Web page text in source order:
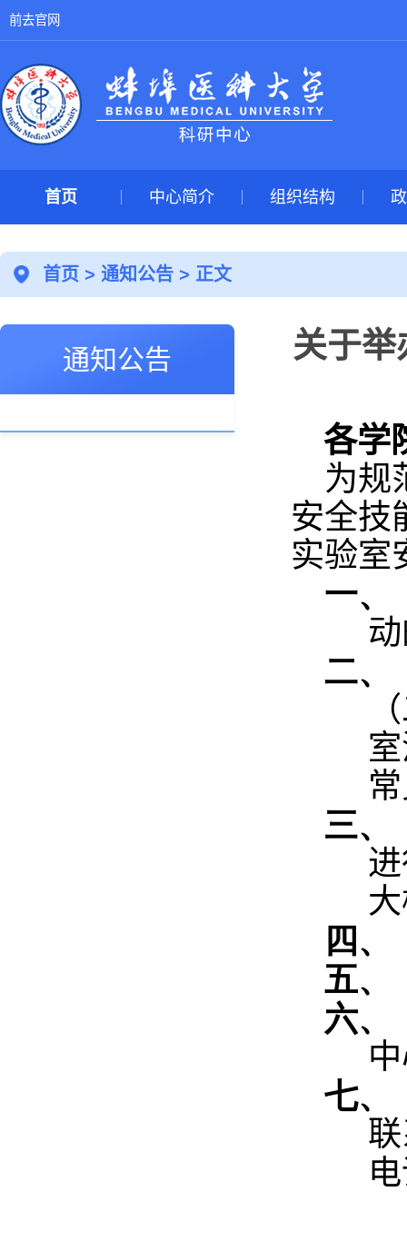
前去官网
首页 中心简介 组织结构
首页 > 通知公告> 正文
通知公告 关于举
各学
为规
安全技
实验室
一、
二、
三、
四、
五、
六、
七、